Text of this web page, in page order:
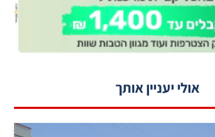
אולי יעניין אותך